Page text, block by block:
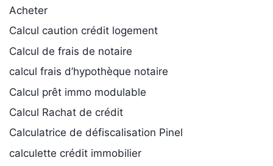
Acheter
Calcul caution crédit logement
Calcul de frais de notaire
calcul frais d’hypothèque notaire
Calcul prêt immo modulable
Calcul Rachat de crédit
Calculatrice de défiscalisation Pinel
calculette crédit immobilier